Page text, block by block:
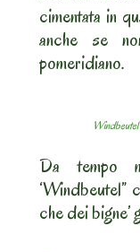
cimentata in
anche se
pomeridiano.
Windbeutel
Da tempo
‘Windbeutel”
che dei bigne’